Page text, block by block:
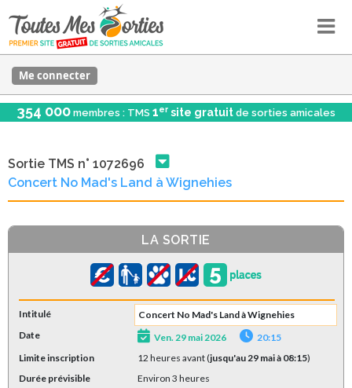
Me connecter
354 000 membres : TMS 1er site gratuit de sorties amicales
Sortie TMS n° 1072696
Concert No Mad's Land à Wignehies
LA SORTIE
Intitulé
Concert No Mad's Land à Wignehies
Date
Ven. 29 mai 2026
20:15
Limite inscription
12 heures avant (jusqu'au 29 mai à 08:15)
Durée prévisible
Environ 3 heures